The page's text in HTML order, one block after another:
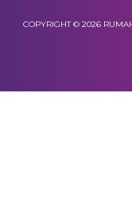
COPYRIGHT © 2026